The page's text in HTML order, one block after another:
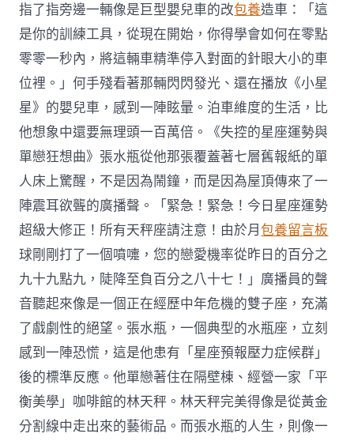
指了指旁邊一輛像是巨型嬰兒車的改包養造車：「這
是你的訓練工具，從現在開始，你得學會如何在零點
零零一秒內，將這輛車精準停入對面的針眼大小的車
位裡。」何手殘看著那輛閃閃發光、還在播放《小星
星》的嬰兒車，感到一陣眩暈。泊車維度的生活，比
他想象中還要無理頭一百萬倍。《失控的星座運勢與
單戀狂想曲》張水瓶從他那張覆蓋著七層舊報紙的單
人床上驚醒，不是因為鬧鐘，而是因為屋頂傳來了一
陣震耳欲聾的廣播聲。「緊急！緊急！今日星座運勢
超級大修正！所有天秤座請注意！由於月包養留言板
球剛剛打了一個噴嚏，您的戀愛機率從昨日的百分之
九十九點九，陡降至負百分之八十七！」廣播員的聲
音聽起來像是一個正在經歷中年危機的雙子座，充滿
了戲劇性的絕望。張水瓶，一個典型的水瓶座，立刻
感到一陣恐慌，這是他患有「星座預報壓力症候群」
後的標準反應。他單戀著住在隔壁棟、經營一家「平
衡美學」咖啡館的林天秤。林天秤完美得像是從黃金
分割線中走出來的藝術品。而張水瓶的人生，則像一